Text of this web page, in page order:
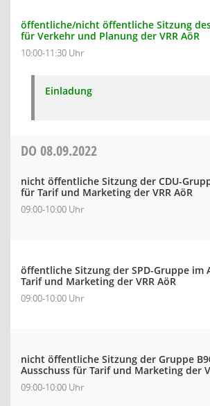
öffentliche/nicht öffentliche Sitzung
für Verkehr und Planung der VRR AöR
10:00-11:30 Uhr
Einladung
DO 08.09.2022
nicht öffentliche Sitzung der CDU-
für Tarif und Marketing der VRR AöR
09:00-10:00 Uhr
öffentliche Sitzung der SPD-Gruppe im
Tarif und Marketing der VRR AöR
09:00-10:00 Uhr
nicht öffentliche Sitzung der Gruppe
Ausschuss für Tarif und Marketing der
09:00-10:00 Uhr